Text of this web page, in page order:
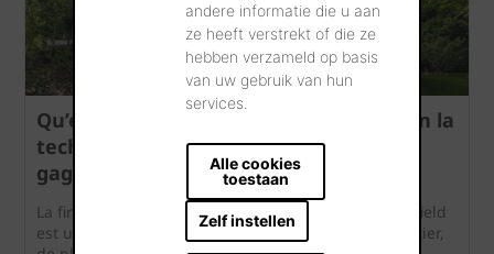
andere informatie die u aan
ze heeft verstrekt of die ze
hebben verzameld op basis
van uw gebruik van hun
services.
Alle cookies
toestaan
Zelf instellen
Qu’est-ce que la finition de façade selon la
technique de Chipperfield et pourquoi
gagne‑t‑elle en popularité ?
La finition de façade selon la technique de Chipperfield
est une finition décorative de façade à base de mortier,